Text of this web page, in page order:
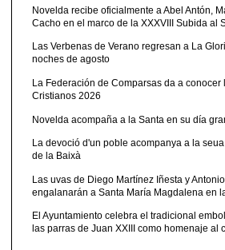
Novelda recibe oficialmente a Abel Antón,
Cacho en el marco de la XXXVIII Subida al
Las Verbenas de Verano regresan a La
noches de agosto
La Federación de Comparsas da a conocer
Cristianos 2026
Novelda acompaña a la Santa en su día
La devoció d'un poble acompanya a la
de la Baixà
Las uvas de Diego Martínez Iñesta y
engalanarán a Santa María Magdalena en
El Ayuntamiento celebra el tradicional
las parras de Juan XXIII como homenaje al